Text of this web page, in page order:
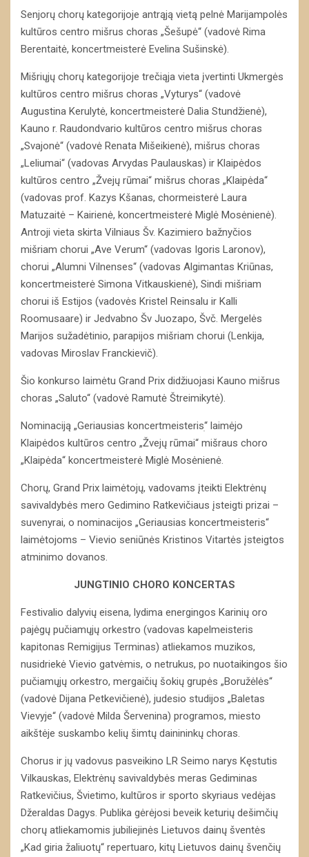
Senjorų chorų kategorijoje antrąją vietą pelnė Marijampolės
kultūros centro mišrus choras „Šešupė“ (vadovė Rima
Berentaitė, koncertmeisterė Evelina Sušinskė).
Mišriųjų chorų kategorijoje trečiąja vieta įvertinti Ukmergės
kultūros centro mišrus choras „Vyturys“ (vadovė
Augustina Kerulytė, koncertmeisterė Dalia Stundžienė),
Kauno r. Raudondvario kultūros centro mišrus choras
„Svajonė“ (vadovė Renata Mišeikienė), mišrus choras
„Leliumai“ (vadovas Arvydas Paulauskas) ir Klaipėdos
kultūros centro „Žvejų rūmai“ mišrus choras „Klaipėda“
(vadovas prof. Kazys Kšanas, chormeisterė Laura
Matuzaitė – Kairienė, koncertmeisterė Miglė Mosėnienė).
Antroji vieta skirta Vilniaus Šv. Kazimiero bažnyčios
mišriam chorui „Ave Verum“ (vadovas Igoris Laronov),
chorui „Alumni Vilnenses“ (vadovas Algimantas Kriūnas,
koncertmeisterė Simona Vitkauskienė), Sindi mišriam
chorui iš Estijos (vadovės Kristel Reinsalu ir Kalli
Roomusaare) ir Jedvabno Šv Juozapo, Švč. Mergelės
Marijos sužadėtinio, parapijos mišriam chorui (Lenkija,
vadovas Miroslav Franckievič).
Šio konkurso laimėtu Grand Prix didžiuojasi Kauno mišrus
choras „Saluto“ (vadovė Ramutė Štreimikytė).
Nominaciją „Geriausias koncertmeisterisׅ“ laimėjo
Klaipėdos kultūros centro „Žvejų rūmai“ mišraus choro
„Klaipėda“ koncertmeisterė Miglė Mosėnienė.
Chorų, Grand Prix laimėtojų, vadovams įteikti Elektrėnų
savivaldybės mero Gedimino Ratkevičiaus įsteigti prizai –
suvenyrai, o nominacijos „Geriausias koncertmeisteris“
laimėtojoms – Vievio seniūnės Kristinos Vitartės įsteigtos
atminimo dovanos.
JUNGTINIO CHORO KONCERTAS
Festivalio dalyvių eisena, lydima energingos Karinių oro
pajėgų pučiamųjų orkestro (vadovas kapelmeisteris
kapitonas Remigijus Terminas) atliekamos muzikos,
nusidriekė Vievio gatvėmis, o netrukus, po nuotaikingos šio
pučiamųjų orkestro, mergaičių šokių grupės „Boružėlės“
(vadovė Dijana Petkevičienė), judesio studijos „Baletas
Vievyje“ (vadovė Milda Šervenina) programos, miesto
aikštėje suskambo kelių šimtų dainininkų choras.
Chorus ir jų vadovus pasveikino LR Seimo narys Kęstutis
Vilkauskas, Elektrėnų savivaldybės meras Gediminas
Ratkevičius, Švietimo, kultūros ir sporto skyriaus vedėjas
Džeraldas Dagys. Publika gėrėjosi beveik keturių dešimčių
chorų atliekamomis jubiliejinės Lietuvos dainų šventės
„Kad giria žaliuotų“ repertuaro, kitų Lietuvos dainų švenčių